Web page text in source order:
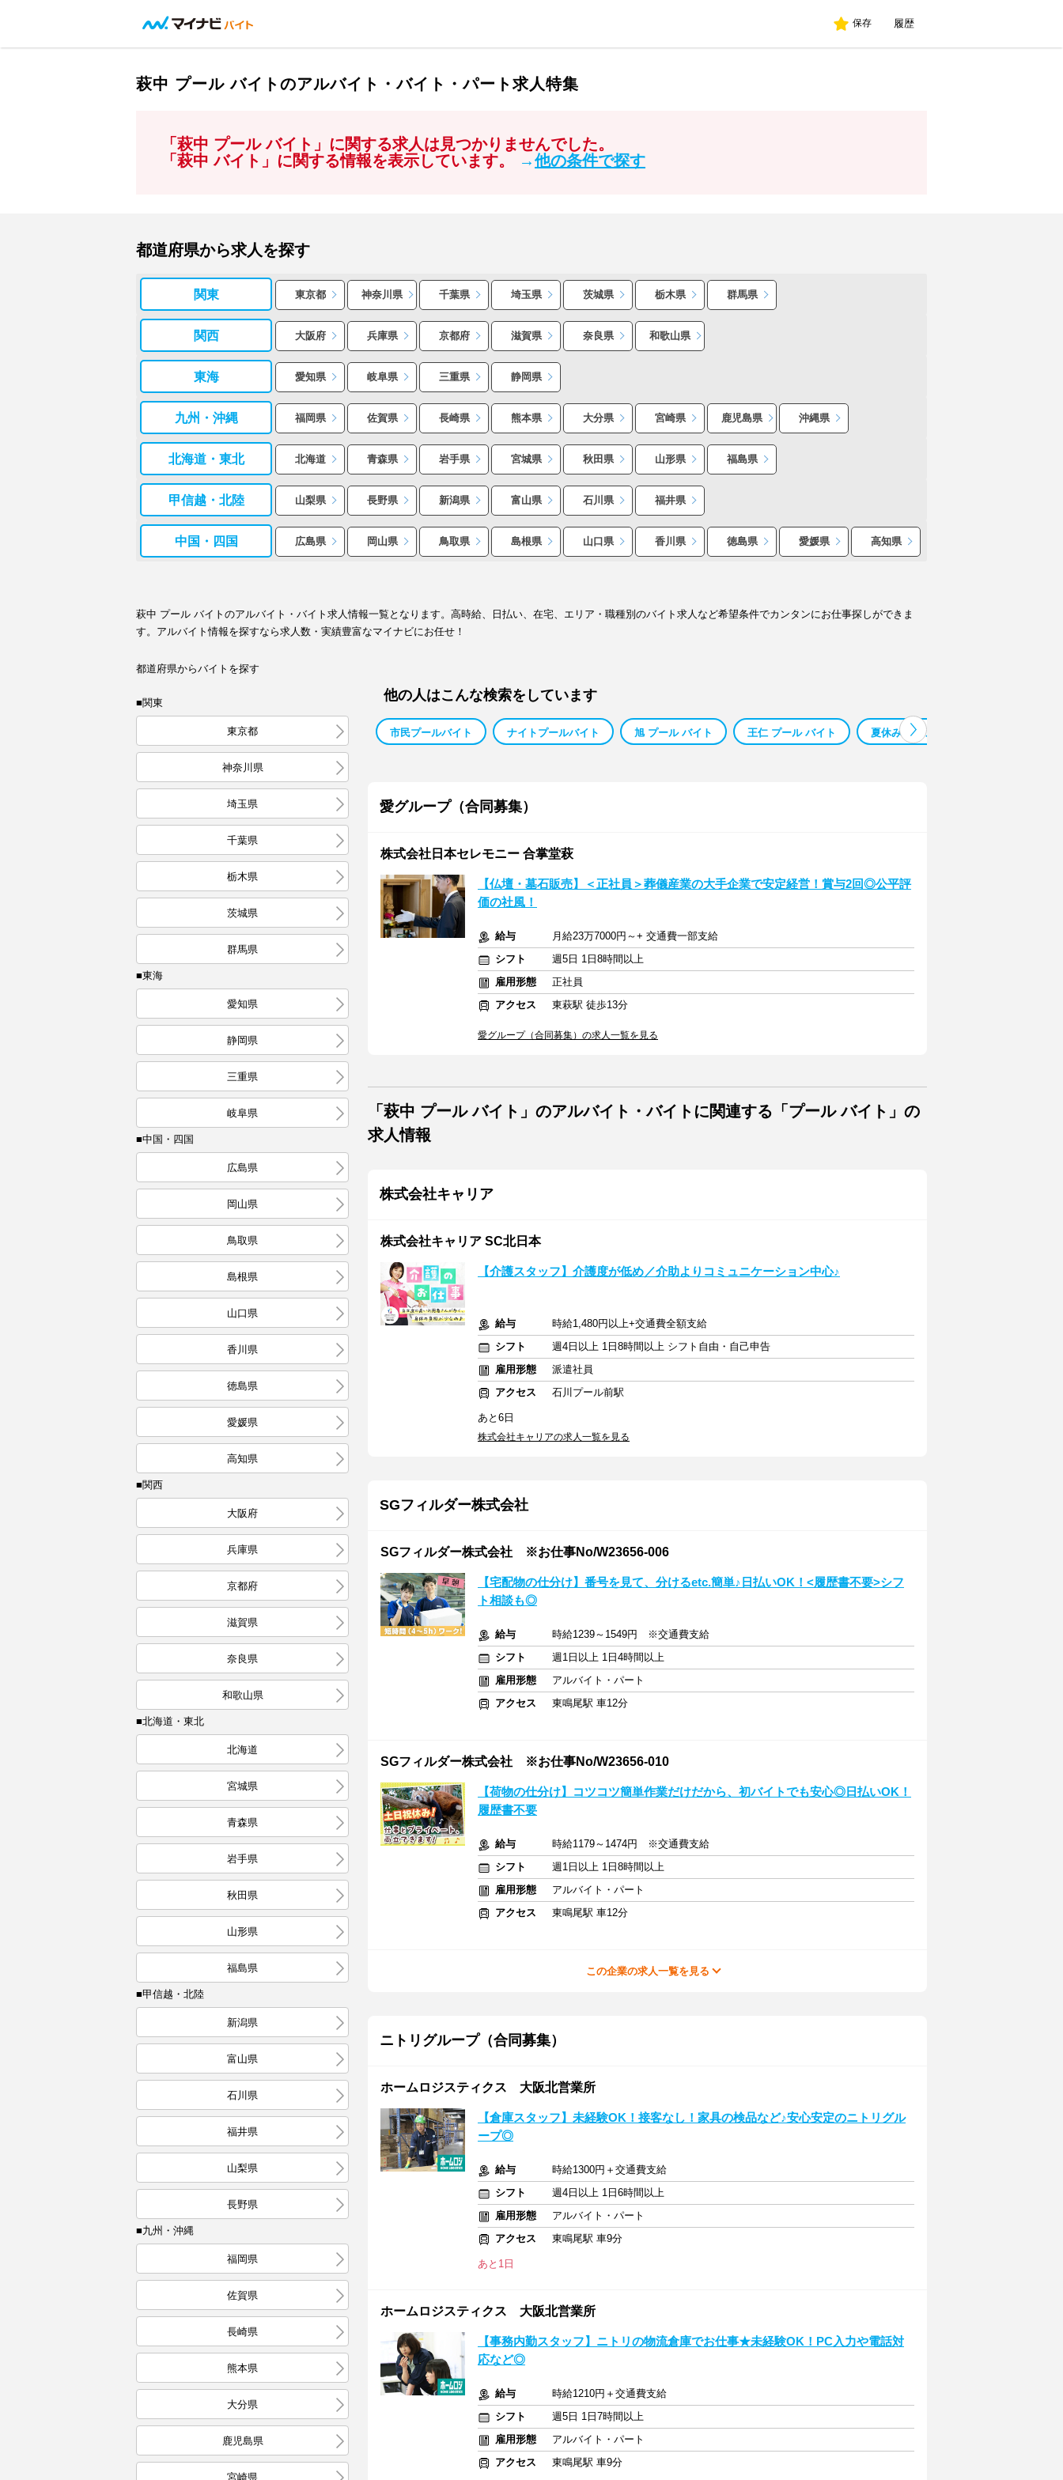
保存 履歴
萩中 プール バイトのアルバイト・バイト・パート求人特集
「萩中 プール バイト」に関する求人は見つかりませんでした。
「萩中 バイト」に関する情報を表示しています。
→他の条件で探す
都道府県から求人を探す
関東 東京都 神奈川県 千葉県 埼玉県 茨城県 栃木県 群馬県
関西 大阪府 兵庫県 京都府 滋賀県 奈良県 和歌山県
東海 愛知県 岐阜県 三重県 静岡県
九州・沖縄 福岡県 佐賀県 長崎県 熊本県 大分県 宮崎県 鹿児島県 沖縄県
北海道・東北 北海道 青森県 岩手県 宮城県 秋田県 山形県 福島県
甲信越・北陸 山梨県 長野県 新潟県 富山県 石川県 福井県
中国・四国 広島県 岡山県 鳥取県 島根県 山口県 香川県 徳島県 愛媛県 高知県
萩中 プール バイトのアルバイト・バイト求人情報一覧となります。高時給、日払い、在宅、エリア・職種別のバイト求人など希望条件でカンタンにお仕事探しができま
す。アルバイト情報を探すなら求人数・実績豊富なマイナビにお任せ！
都道府県からバイトを探す
■関東
東京都
神奈川県
埼玉県
千葉県
栃木県
茨城県
群馬県
■東海
愛知県
静岡県
三重県
岐阜県
■中国・四国
広島県
岡山県
鳥取県
島根県
山口県
香川県
徳島県
愛媛県
高知県
■関西
大阪府
兵庫県
京都府
滋賀県
奈良県
和歌山県
■北海道・東北
北海道
宮城県
青森県
岩手県
秋田県
山形県
福島県
■甲信越・北陸
新潟県
富山県
石川県
福井県
山梨県
長野県
■九州・沖縄
福岡県
佐賀県
長崎県
熊本県
大分県
鹿児島県
宮崎県
他の人はこんな検索をしています
市民プールバイト ナイトプールバイト 旭 プール バイト 王仁 プール バイト 夏休み プールバイト
愛グループ（合同募集）
株式会社日本セレモニー 合掌堂萩
【仏壇・墓石販売】＜正社員＞葬儀産業の大手企業で安定経営！賞与2回◎公平評
価の社風！
給与
月給23万7000円～+ 交通費一部支給
シフト
週5日 1日8時間以上
雇用形態
正社員
アクセス
東萩駅 徒歩13分
愛グループ（合同募集）の求人一覧を見る
「萩中 プール バイト」のアルバイト・バイトに関連する「プール バイト」の
求人情報
株式会社キャリア
株式会社キャリア SC北日本
【介護スタッフ】介護度が低め／介助よりコミュニケーション中心♪
給与
時給1,480円以上+交通費全額支給
シフト
週4日以上 1日8時間以上 シフト自由・自己申告
雇用形態
派遣社員
アクセス
石川プール前駅
あと6日
株式会社キャリアの求人一覧を見る
SGフィルダー株式会社
SGフィルダー株式会社 ※お仕事No/W23656-006
【宅配物の仕分け】番号を見て、分けるetc.簡単♪日払いOK！<履歴書不要>シフ
ト相談も◎
給与
時給1239～1549円 ※交通費支給
シフト
週1日以上 1日4時間以上
雇用形態
アルバイト・パート
アクセス
東鳴尾駅 車12分
SGフィルダー株式会社 ※お仕事No/W23656-010
【荷物の仕分け】コツコツ簡単作業だけだから、初バイトでも安心◎日払いOK！
履歴書不要
給与
時給1179～1474円 ※交通費支給
シフト
週1日以上 1日8時間以上
雇用形態
アルバイト・パート
アクセス
東鳴尾駅 車12分
この企業の求人一覧を見る
ニトリグループ（合同募集）
ホームロジスティクス 大阪北営業所
【倉庫スタッフ】未経験OK！接客なし！家具の検品など♪安心安定のニトリグル
ープ◎
給与
時給1300円＋交通費支給
シフト
週4日以上 1日6時間以上
雇用形態
アルバイト・パート
アクセス
東鳴尾駅 車9分
あと1日
ホームロジスティクス 大阪北営業所
【事務内勤スタッフ】ニトリの物流倉庫でお仕事★未経験OK！PC入力や電話対
応など◎
給与
時給1210円＋交通費支給
シフト
週5日 1日7時間以上
雇用形態
アルバイト・パート
アクセス
東鳴尾駅 車9分